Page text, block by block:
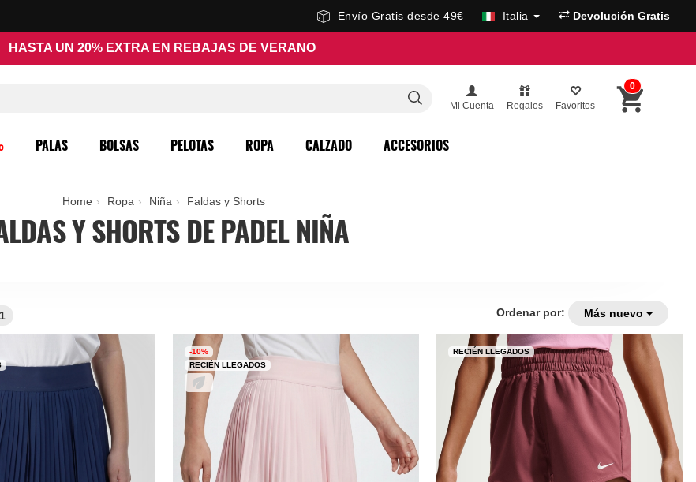
Envío Gratis desde 49€ Italia Devolución Gratis
HASTA UN 20% EXTRA EN REBAJAS DE VERANO
Mi Cuenta Regalos Favoritos
0
PALAS BOLSAS PELOTAS ROPA CALZADO ACCESORIOS
Home Ropa Niña Faldas y Shorts
Y SHORTS DE PADEL NIÑA
Ordenar por: Más nuevo
-10%
RECIÉN LLEGADOS
RECIÉN LLEGADOS